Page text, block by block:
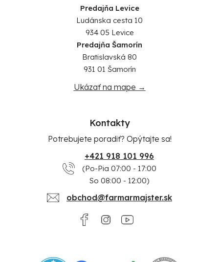
Predajňa Levice
Ludánska cesta 10
934 05 Levice
Predajňa Šamorín
Bratislavská 80
931 01 Šamorín
Ukázať na mape →
Kontakty
Potrebujete poradiť? Opýtajte sa!
+421 918 101 996
(Po-Pia 07:00 - 17:00
So 08:00 - 12:00)
obchod@farmarmajster.sk